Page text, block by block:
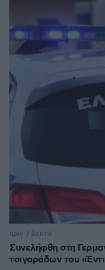
Συνελήφθη στη
τσιγαράδων του
πριν 7 λεπτά